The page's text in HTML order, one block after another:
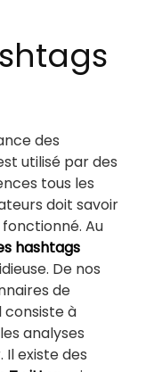
des
utilisé par des
tous les
doit savoir
Au
hashtags
De nos
de
à
analyses
Il existe des